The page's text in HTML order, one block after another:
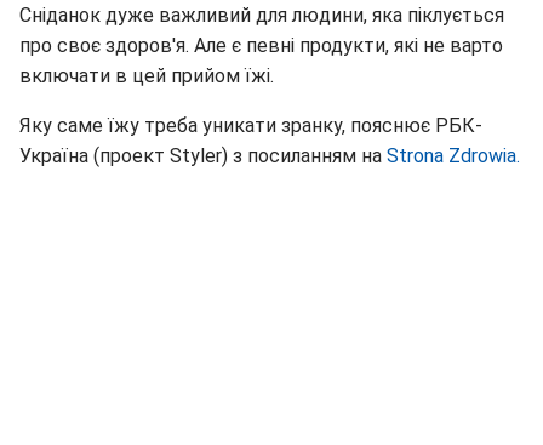
Сніданок дуже важливий для людини, яка піклується
про своє здоров'я. Але є певні продукти, які не варто
включати в цей прийом їжі.
Яку саме їжу треба уникати зранку, пояснює РБК-
Україна (проект Styler) з посиланням на Strona Zdrowia.